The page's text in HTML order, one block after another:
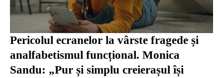
Pericolul ecranelor la vârste fragede și
analfabetismul funcțional. Monica
Sandu: „Pur și simplu creierașul își